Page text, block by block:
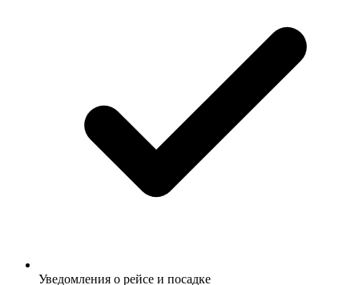
Уведомления о рейсе и посадке